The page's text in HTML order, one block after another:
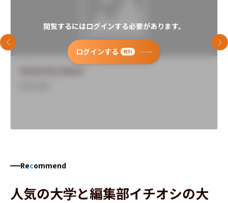
閲覧するにはログインする必要があります。
ログインする 無料
前のスライド 次
Recommend
人気の大学と編集部イチオシの大